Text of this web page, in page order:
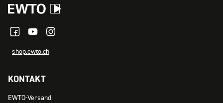
shop.ewto.ch
KONTAKT
EWTO-Versand